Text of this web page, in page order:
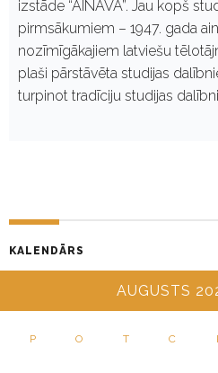
izstāde “AINAVA”. Jau kopš
pirmsākumiem – 1947. gada
nozīmīgākajiem latviešu
plaši pārstāvēta studijas
turpinot tradīciju studijas
KALENDĀRS
AUGUSTS
P O T C